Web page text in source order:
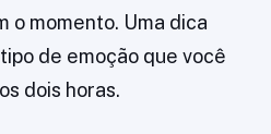
o momento. Uma dica
de emoção que você
dois horas.